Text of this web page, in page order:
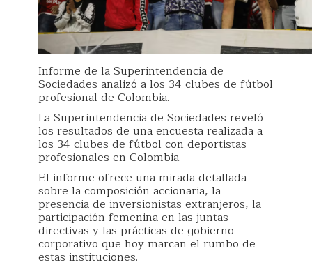
Informe de la Superintendencia de
Sociedades analizó a los 34 clubes de fútbol
profesional de Colombia.
La Superintendencia de Sociedades reveló
los resultados de una encuesta realizada a
los 34 clubes de fútbol con deportistas
profesionales en Colombia.
El informe ofrece una mirada detallada
sobre la composición accionaria, la
presencia de inversionistas extranjeros, la
participación femenina en las juntas
directivas y las prácticas de gobierno
corporativo que hoy marcan el rumbo de
estas instituciones.